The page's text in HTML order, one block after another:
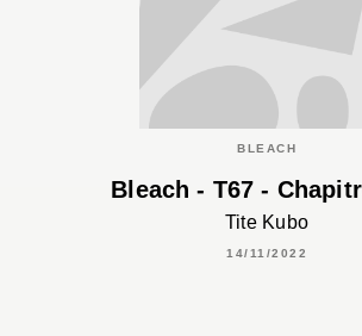
BLEACH
Bleach - T67 -
Tite Kubo
14/11/2022